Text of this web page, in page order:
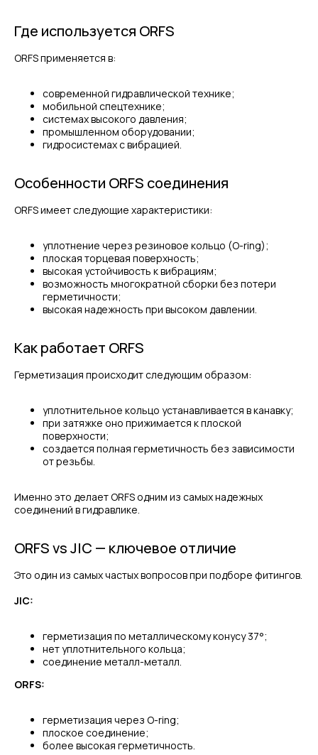
Где используется ORFS
ORFS применяется в:
современной гидравлической технике;
мобильной спецтехнике;
системах высокого давления;
промышленном оборудовании;
гидросистемах с вибрацией.
Особенности ORFS соединения
ORFS имеет следующие характеристики:
уплотнение через резиновое кольцо (O-ring);
плоская торцевая поверхность;
высокая устойчивость к вибрациям;
возможность многократной сборки без потери
герметичности;
высокая надежность при высоком давлении.
Как работает ORFS
Герметизация происходит следующим образом:
уплотнительное кольцо устанавливается в канавку;
при затяжке оно прижимается к плоской
поверхности;
создается полная герметичность без зависимости
от резьбы.
Именно это делает ORFS одним из самых надежных
соединений в гидравлике.
ORFS vs JIC — ключевое отличие
Это один из самых частых вопросов при подборе фитингов.
JIC:
герметизация по металлическому конусу 37°;
нет уплотнительного кольца;
соединение металл-металл.
ORFS:
герметизация через O-ring;
плоское соединение;
более высокая герметичность.